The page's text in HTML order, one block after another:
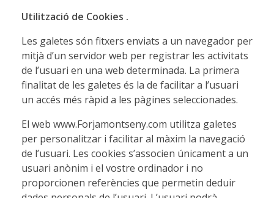
Utilització de Cookies .
Les galetes són fitxers enviats a un navegador per
mitjà d’un servidor web per registrar les activitats
de l’usuari en una web determinada. La primera
finalitat de les galetes és la de facilitar a l’usuari
un accés més ràpid a les pàgines seleccionades.
El web www.Forjamontseny.com utilitza galetes
per personalitzar i facilitar al màxim la navegació
de l’usuari. Les cookies s’associen únicament a un
usuari anònim i el vostre ordinador i no
proporcionen referències que permetin deduir